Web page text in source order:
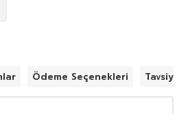
Ödeme Seçenekleri